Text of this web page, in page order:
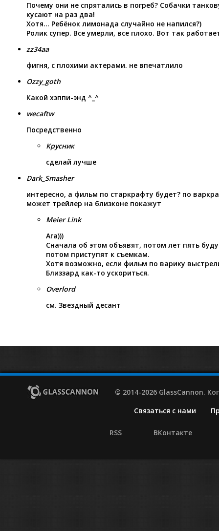
Почему они не спрятались в погреб? Собачки
кусают на раз два!
Хотя… Ребёнок лимонада случайно не напился?)
Ролик супер. Все умерли, все плохо. Вот так
zz34aa
фигня, с плохими актерами. не впечатлило
Ozzy_goth
Какой хэппи-энд ^_^
wecaftw
Посредственно
Крусник
сделай лучше
Dark_Smasher
интересно, а фильм по старкрафту будет? по
может трейлер на близконе покажут
Meier Link
Ага)))
Сначала об этом объявят, потом лет пять
потом приступят к съемкам.
Хотя возможно, если фильм по варику
Близзард как-то ускориться.
Overlord
см. Звездный десант
© 2014-2026 GlassCannon.
Связаться с нами
RSS ВКонтакте